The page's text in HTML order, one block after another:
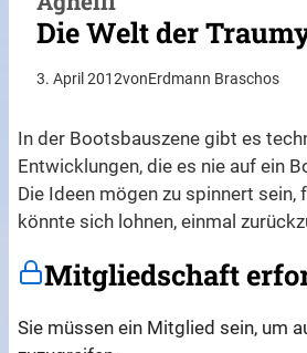
Die Welt der
3. April 2012vonErdmann Braschos
In der Bootsbauszene gibt es
Entwicklungen, die es nie auf ein
Die Ideen mögen zu spinnert sein,
könnte sich lohnen, einmal
Mitgliedschaft
Sie müssen ein Mitglied sein, um